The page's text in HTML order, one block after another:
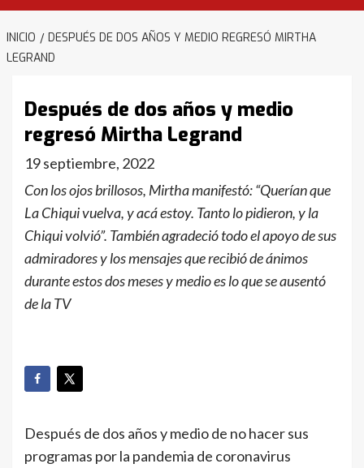
INICIO
DESPUÉS DE DOS AÑOS Y MEDIO REGRESÓ MIRTHA
LEGRAND
Después de dos años y medio
regresó Mirtha Legrand
19 septiembre, 2022
Con los ojos brillosos, Mirtha manifestó: “Querían que
La Chiqui vuelva, y acá estoy. Tanto lo pidieron, y la
Chiqui volvió”. También agradeció todo el apoyo de sus
admiradores y los mensajes que recibió de ánimos
durante estos dos meses y medio es lo que se ausentó
de la TV
Después de dos años y medio de no hacer sus
programas por la pandemia de coronavirus